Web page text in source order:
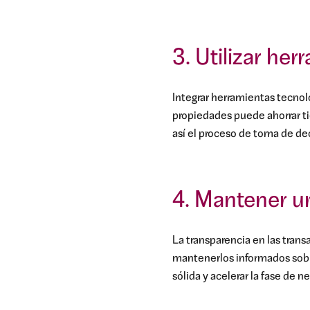
3. Utilizar
Integrar herramientas
propiedades puede ahorrar
así el proceso de toma de
4. Mantener
La transparencia en las
mantenerlos informados
sólida y acelerar la fase de